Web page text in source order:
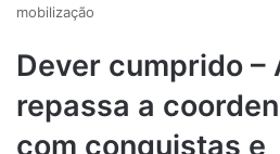
mobilização
Dever cumprido –
repassa a
com conquistas e